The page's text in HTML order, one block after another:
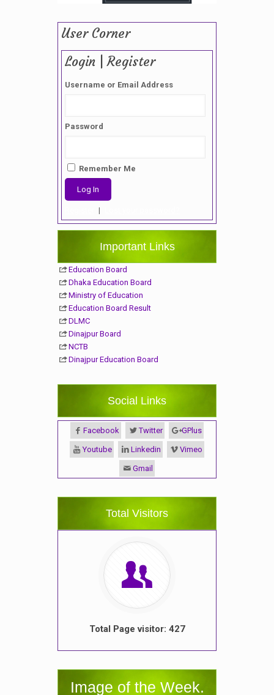
User Corner
Login | Register
Username or Email Address
Password
Remember Me
|
Important Links
Education Board
Dhaka Education Board
Ministry of Education
Education Board Result
DLMC
Dinajpur Board
NCTB
Dinajpur Education Board
Social Links
Facebook Twitter GPlus
Youtube Linkedin Vimeo
Gmail
Total Visitors
Total Page visitor: 427
Image of the Week.